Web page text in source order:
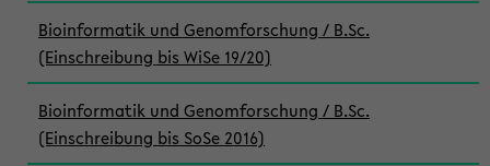
Bioinformatik und Genomforschung / B.Sc.
(Einschreibung bis WiSe 19/20)
Bioinformatik und Genomforschung / B.Sc.
(Einschreibung bis SoSe 2016)